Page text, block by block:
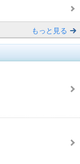
もっと見る